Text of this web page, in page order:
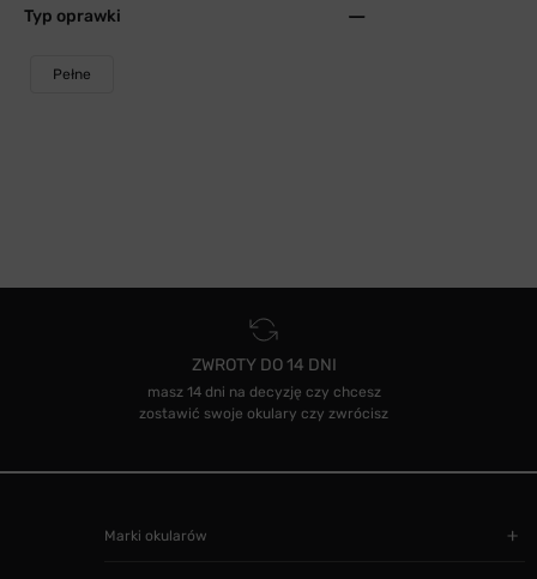
Typ oprawki
Pełne
ZWROTY DO 14 DNI
masz 14 dni na decyzję czy chcesz
zostawić swoje okulary czy zwrócisz
Marki okularów